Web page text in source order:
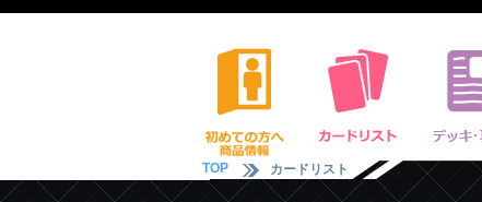
TOP カードリスト